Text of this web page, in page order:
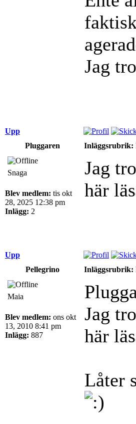
Jag
Upp
Pluggaren
Inläggsrubrik:
Snaga
Blev medlem: tis okt
28, 2025 12:38 pm
Inlägg: 2
Jag
här
Upp
Pellegrino
Inläggsrubrik:
Maia
Blev medlem: ons okt
13, 2010 8:41 pm
Inlägg: 887
Jag
här
Låter